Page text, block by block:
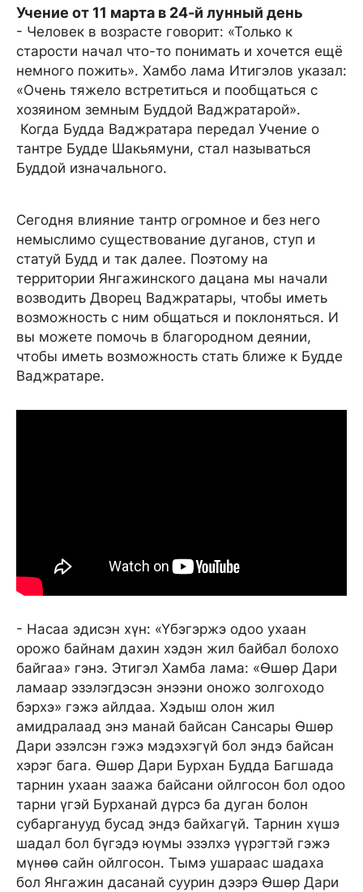
Учение от 11 марта в 24-й лунный день
- Человек в возрасте говорит: «Только к
старости начал что-то понимать и хочется ещё
немного пожить». Хамбо лама Итигэлов указал:
«Очень тяжело встретиться и пообщаться с
хозяином земным Буддой Ваджратарой».
Когда Будда Ваджратара передал Учение о
тантре Будде Шакьямуни, стал называться
Буддой изначального.
Сегодня влияние тантр огромное и без него
немыслимо существование дуганов, ступ и
статуй Будд и так далее. Поэтому на
территории Янгажинского дацана мы начали
возводить Дворец Ваджратары, чтобы иметь
возможность с ним общаться и поклоняться. И
вы можете помочь в благородном деянии,
чтобы иметь возможность стать ближе к Будде
Ваджратаре.
- Насаа эдисэн хүн: «Үбэгэржэ одоо ухаан
орожо байнам дахин хэдэн жил байбал болохо
байгаа» гэнэ. Этигэл Хамба лама: «Өшөр Дари
ламаар эзэлэгдэсэн энээни оножо золгоходо
бэрхэ» гэжэ айлдаа. Хэдыш олон жил
амидралаад энэ манай байсан Сансары Өшөр
Дари эзэлсэн гэжэ мэдэхэгүй бол эндэ байсан
хэрэг бага. Өшөр Дари Бурхан Будда Багшада
тарнин ухаан заажа байсани ойлгосон бол одоо
тарни үгэй Бурханай дүрсэ ба дуган болон
субарганууд бусад эндэ байхагүй. Тарнин хүшэ
шадал бол бүгэдэ юүмы эзэлхэ үүрэгтэй гэжэ
мүнөө сайн ойлгосон. Тымэ ушараас шадаха
бол Янгажин дасанай суурин дээрэ Өшөр Дари